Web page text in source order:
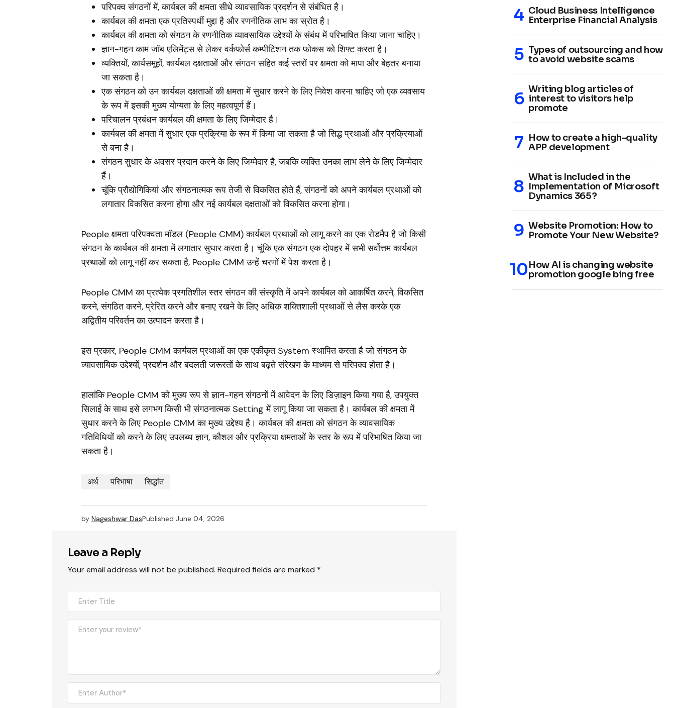
परिपक्व संगठनों में, कार्यबल की क्षमता सीधे व्यावसायिक प्रदर्शन से संबंधित है।
कार्यबल की क्षमता एक प्रतिस्पर्धी मुद्दा है और रणनीतिक लाभ का स्रोत है।
कार्यबल की क्षमता को संगठन के रणनीतिक व्यावसायिक उद्देश्यों के संबंध में परिभाषित किया जाना चाहिए।
ज्ञान-गहन काम जॉब एलिमेंट्स से लेकर वर्कफोर्स कम्पीटिशन तक फोकस को शिफ्ट करता है।
व्यक्तियों, कार्यसमूहों, कार्यबल दक्षताओं और संगठन सहित कई स्तरों पर क्षमता को मापा और बेहतर बनाया
जा सकता है।
एक संगठन को उन कार्यबल दक्षताओं की क्षमता में सुधार करने के लिए निवेश करना चाहिए जो एक व्यवसाय
के रूप में इसकी मुख्य योग्यता के लिए महत्वपूर्ण हैं।
परिचालन प्रबंधन कार्यबल की क्षमता के लिए जिम्मेदार है।
कार्यबल की क्षमता में सुधार एक प्रक्रिया के रूप में किया जा सकता है जो सिद्ध प्रथाओं और प्रक्रियाओं
से बना है।
संगठन सुधार के अवसर प्रदान करने के लिए जिम्मेदार है, जबकि व्यक्ति उनका लाभ लेने के लिए जिम्मेदार
हैं।
चूंकि प्रौद्योगिकियां और संगठनात्मक रूप तेजी से विकसित होते हैं, संगठनों को अपने कार्यबल प्रथाओं को
लगातार विकसित करना होगा और नई कार्यबल दक्षताओं को विकसित करना होगा।
People क्षमता परिपक्वता मॉडल (People CMM) कार्यबल प्रथाओं को लागू करने का एक रोडमैप है जो किसी
संगठन के कार्यबल की क्षमता में लगातार सुधार करता है। चूंकि एक संगठन एक दोपहर में सभी सर्वोत्तम कार्यबल
प्रथाओं को लागू नहीं कर सकता है, People CMM उन्हें चरणों में पेश करता है।
People CMM का प्रत्येक प्रगतिशील स्तर संगठन की संस्कृति में अपने कार्यबल को आकर्षित करने, विकसित
करने, संगठित करने, प्रेरित करने और बनाए रखने के लिए अधिक शक्तिशाली प्रथाओं से लैस करके एक
अद्वितीय परिवर्तन का उत्पादन करता है।
इस प्रकार, People CMM कार्यबल प्रथाओं का एक एकीकृत System स्थापित करता है जो संगठन के
व्यावसायिक उद्देश्यों, प्रदर्शन और बदलती जरूरतों के साथ बढ़ते संरेखण के माध्यम से परिपक्व होता है।
हालांकि People CMM को मुख्य रूप से ज्ञान-गहन संगठनों में आवेदन के लिए डिज़ाइन किया गया है, उपयुक्त
सिलाई के साथ इसे लगभग किसी भी संगठनात्मक Setting में लागू किया जा सकता है। कार्यबल की क्षमता में
सुधार करने के लिए People CMM का मुख्य उद्देश्य है। कार्यबल की क्षमता को संगठन के व्यावसायिक
गतिविधियों को करने के लिए उपलब्ध ज्ञान, कौशल और प्रक्रिया क्षमताओं के स्तर के रूप में परिभाषित किया जा
सकता है।
अर्थ परिभाषा सिद्धांत
by Nageshwar DasPublished June 04, 2026
Leave a Reply
Your email address will not be published. Required fields are marked *
Cloud Business Intelligence
Enterprise Financial Analysis
Types of outsourcing and how
to avoid website scams
Writing blog articles of
interest to visitors help
promote
How to create a high-quality
APP development
What is Included in the
Implementation of Microsoft
Dynamics 365?
Website Promotion: How to
Promote Your New Website?
How AI is changing website
promotion google bing free